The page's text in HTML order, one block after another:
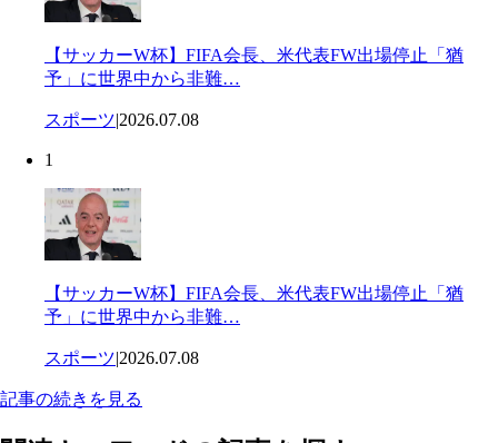
【サッカーW杯】FIFA会長、米代表FW出場停止「猶
予」に世界中から非難…
スポーツ|2026.07.08
1
【サッカーW杯】FIFA会長、米代表FW出場停止「猶
予」に世界中から非難…
スポーツ|2026.07.08
記事の続きを見る